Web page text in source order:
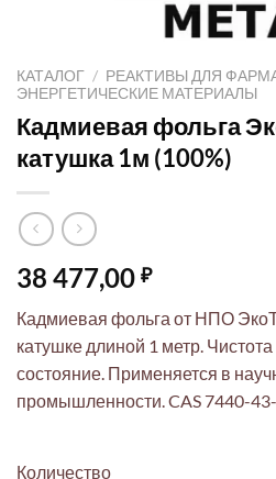
КАТАЛОГ / РЕАКТИВЫ ДЛЯ
ЭНЕРГЕТИЧЕСКИЕ МАТЕРИАЛЫ
Кадмиевая фольга
катушка 1м (100%)
38 477,00 ₽
Кадмиевая фольга от НПО
катушке длиной 1 метр.
состояние. Применяется в
промышленности. CAS 7440-43-
Количество